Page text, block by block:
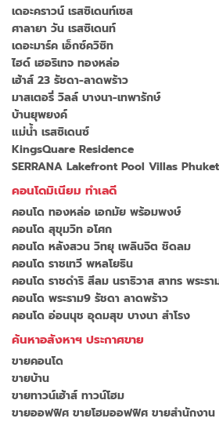
เดอะคราวน์ เรสซิเดนท์เซส
ศาลายา วัน เรสซิเดนท์
เดอะมาร์ค เอ็กซ์ควิซิท
ไฮด์ เฮอริเทจ ทองหล่อ
เฮ้าส์ 23 รัชดา-ลาดพร้าว
มาสเตอรี่ วิลล์ บางนา-เทพารักษ์
บ้านยุพยงค์
แม่น้ำ เรสซิเดนซ์
KingsQuare Residence
SERRANA Lakefront Pool Villas Phuket
คอนโดมิเนียม ทำเลดี
คอนโด ทองหล่อ เอกมัย พร้อมพงษ์
คอนโด สุขุมวิท อโศก
คอนโด หลังสวน วิทยุ เพลินจิต ชิดลม
คอนโด ราชเทวี พหลโยธิน
คอนโด ราชดำริ สีลม นราธิวาส สาทร พระรา
คอนโด พระราม9 รัชดา ลาดพร้าว
คอนโด อ่อนนุช อุดมสุข บางนา สำโรง
ค้นหาอสังหาฯ ประกาศขาย
ขายคอนโด
ขายบ้าน
ขายทาวน์เฮ้าส์ ทาวน์โฮม
ขายออฟฟิศ ขายโฮมออฟฟิศ ขายสำนักงาน